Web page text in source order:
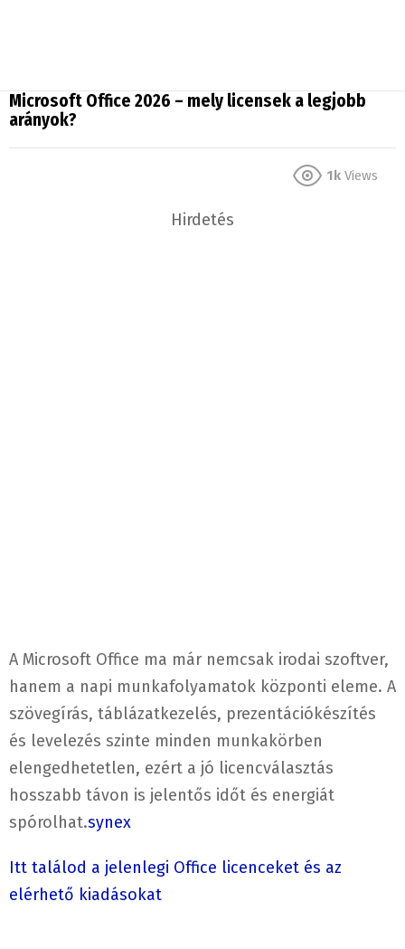
Microsoft Office 2026 – mely licensek a legjobb
arányok?
1k Views
Hirdetés
A Microsoft Office ma már nemcsak irodai szoftver,
hanem a napi munkafolyamatok központi eleme. A
szövegírás, táblázatkezelés, prezentációkészítés
és levelezés szinte minden munkakörben
elengedhetetlen, ezért a jó licencválasztás
hosszabb távon is jelentős időt és energiát
spórolhat.synex
Itt találod a jelenlegi Office licenceket és az
elérhető kiadásokat